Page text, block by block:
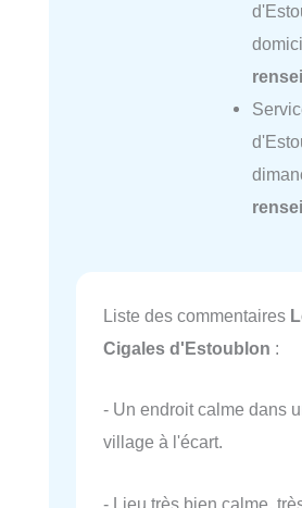
Liste des commentaires
Cigales d'Estoublon :
- Un endroit calme dans
village à l'écart.
- Lieu très bien calme,